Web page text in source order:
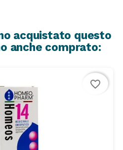
acquistato questo
anche comprato:
favorite_border